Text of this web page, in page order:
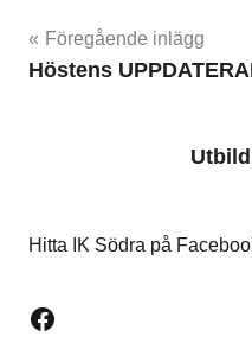
Föregående inlägg
Höstens
Hitta IK Södra på
Facebook